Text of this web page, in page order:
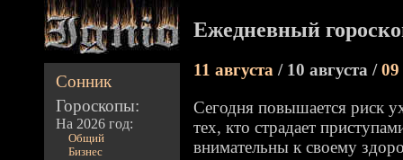
Сонник
Гороскопы:
На 2026 год:
Общий
Бизнес
Ежедневный
11 августа / 10 августа /09
Сегодня повышается риск
тех, кто страдает
внимательны к своему